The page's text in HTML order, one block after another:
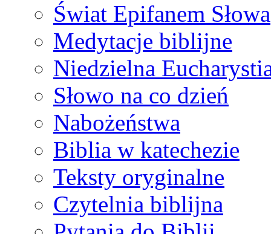
Świat Epifanem Słowa
Medytacje biblijne
Niedzielna
Słowo na co dzień
Nabożeństwa
Biblia w katechezie
Teksty oryginalne
Czytelnia biblijna